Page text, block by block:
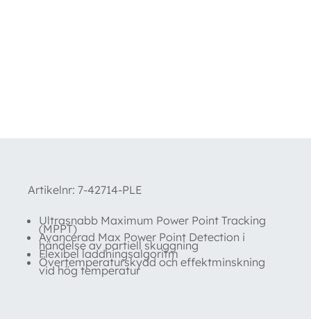
Artikelnr: 7-42714-PLE
Ultrasnabb Maximum Power Point Tracking
(MPPT)
Avancerad Max Power Point Detection i
händelse av partiellskuggning
Flexibel laddningsalgoritm
Övertemperaturskydd och effektminskning
vid hög temperatur